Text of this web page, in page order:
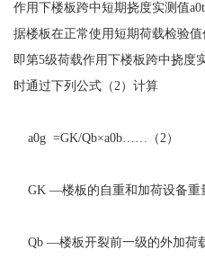
作用下楼板跨中短期挠度实测值
据楼板在正常使用短期荷载检验
即第5级荷载作用下楼板跨中挠度
时通过下列公式（2）计算
a0g =GK/Qb×a0b……（2）
GK —楼板的自重和加荷设备重
Qb —楼板开裂前一级的外加荷